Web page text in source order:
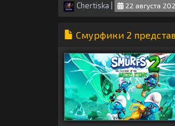
Chertiska 22 августа
Смурфики 2